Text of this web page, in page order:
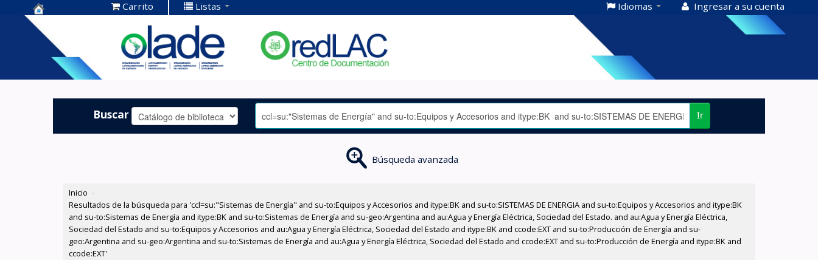
Centro de
Documentación
OLADE -
Carrito Listas Idiomas Ingresar a su cuenta
Buscar Ir
Búsqueda avanzada
Inicio ›
Resultados de la búsqueda para 'ccl=su:"Sistemas de Energía" and su-to:Equipos y Accesorios and itype:BK and su-to:SISTEMAS DE ENERGIA and su-to:Equipos y Accesorios and itype:BK
and su-to:Sistemas de Energía and itype:BK and su-to:Sistemas de Energía and su-geo:Argentina and au:Agua y Energía Eléctrica, Sociedad del Estado. and au:Agua y Energía Eléctrica,
Sociedad del Estado and su-to:Equipos y Accesorios and au:Agua y Energía Eléctrica, Sociedad del Estado and itype:BK and ccode:EXT and su-to:Producción de Energía and su-
geo:Argentina and su-geo:Argentina and su-to:Sistemas de Energía and au:Agua y Energía Eléctrica, Sociedad del Estado and ccode:EXT and su-to:Producción de Energía and itype:BK and
ccode:EXT'